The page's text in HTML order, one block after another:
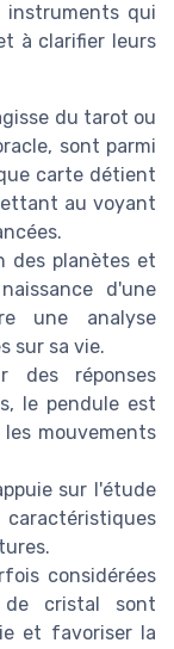
instruments qui
à clarifier leurs
du tarot ou
sont parmi
carte détient
au voyant
des planètes et
d'une
une analyse
sur sa vie.
des réponses
le pendule est
mouvements
sur l'étude
considérées
cristal sont
et favoriser la